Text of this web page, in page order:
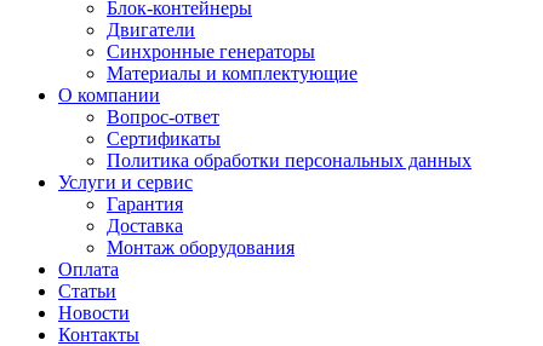
Блок-контейнеры
Двигатели
Синхронные генераторы
Материалы и комплектующие
О компании
Вопрос-ответ
Сертификаты
Политика обработки персональных данных
Услуги и сервис
Гарантия
Доставка
Монтаж оборудования
Оплата
Статьи
Новости
Контакты